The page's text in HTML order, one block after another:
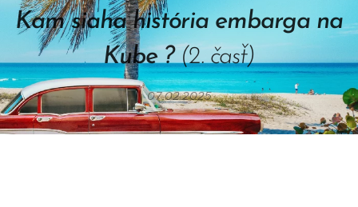
Kam siaha história embarga na
Kube ?(2. časť)
07.02.2025